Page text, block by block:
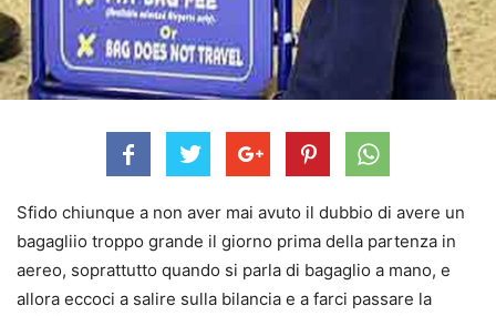
Sfido chiunque a non aver mai avuto il dubbio di avere un
bagagliio troppo grande il giorno prima della partenza in
aereo, soprattutto quando si parla di bagaglio a mano, e
allora eccoci a salire sulla bilancia e a farci passare la